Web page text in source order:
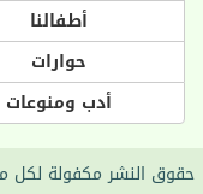
أطفالنا
حوارات
أدب ومنوعات
حقوق النشر مكفولة